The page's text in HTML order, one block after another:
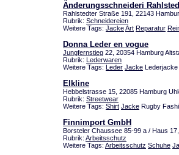
Änderungsschneideri
Rahlstedter Straße 191, 22143
Rubrik: Schneidereien
Weitere Tags: JackeArt Reparatur
Donna Leder en vogue
Jungfernstieg 22, 20354 Hamburg
Rubrik: Lederwaren
Weitere Tags: Leder Jacke
Elkline
Hebbelstrasse 15, 22085 Hamburg
Rubrik: Streetwear
Weitere Tags: Shirt Jacke Rugby
Finnimport GmbH
Borsteler Chaussee 85-99 a / Haus
Rubrik: Arbeitsschutz
Weitere Tags: Arbeitsschutz Schuhe